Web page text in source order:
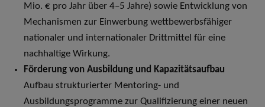
Mio. € pro Jahr über 4–5 Jahre) sowie Entwicklung von
Mechanismen zur Einwerbung wettbewerbsfähiger
nationaler und internationaler Drittmittel für eine
nachhaltige Wirkung.
Förderung von Ausbildung und Kapazitätsaufbau
Aufbau strukturierter Mentoring- und
Ausbildungsprogramme zur Qualifizierung einer neuen